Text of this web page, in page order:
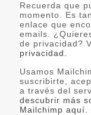
Recuerda que
momento. Es
enlace que
emails.
de privacidad?
privacidad.
Usamos
suscribirte,
a través del
descubrir más
Mailchimp aquí.